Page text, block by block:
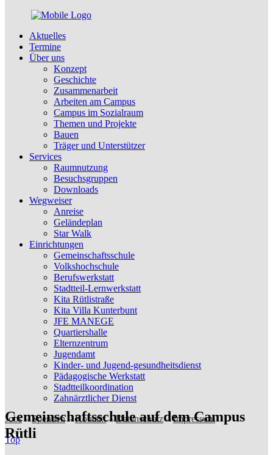
Aktuelles
Termine
Über uns
Konzept
Geschichte
Zusammenarbeit
Arbeiten am Campus
Campus im Sozialraum
Themen und Projekte
Bauen
Träger und Unterstützer
Services
Raumnutzung
Besuchsgruppen
Downloads
Wegweiser
Anreise
Geländeplan
Star Walk
Einrichtungen
Gemeinschaftsschule
Volkshochschule
Berufswerkstatt
Stadtteil-Lernwerkstatt
Kita Rütlistraße
Kita Villa Kunterbunt
JFE MANEGE
Quartiershalle
Elternzentrum
Jugendamt
Kinder- und Jugend-gesundheitsdienst
Pädagogische Werkstatt
Stadtteilkoordination
Zahnärztlicher Dienst
Jobs–Spenden–Kontakt–Datenschutz–Impressum
Top
Gemeinschaftsschule auf dem Campus
Rütli